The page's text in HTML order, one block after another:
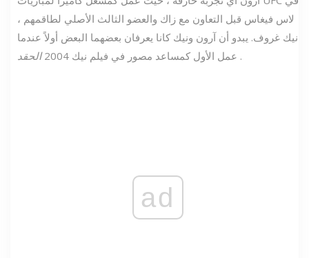
لاس فيغاس قبل التعاون مع زاك والعضو الثالث الأصلي لطاقمهم ،
نيك غروف. يبدو أن آرون ونيك كانا يعرفان بعضهما البعض أولاً عندما
عمل الأول كمساعد مصور في فيلم نيك 2004
الحقد .
ad